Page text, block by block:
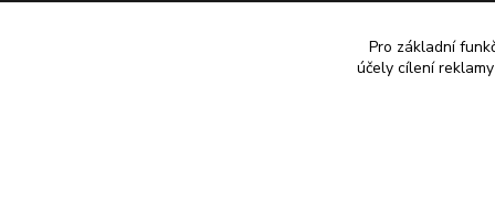
Pro základní
účely cílení